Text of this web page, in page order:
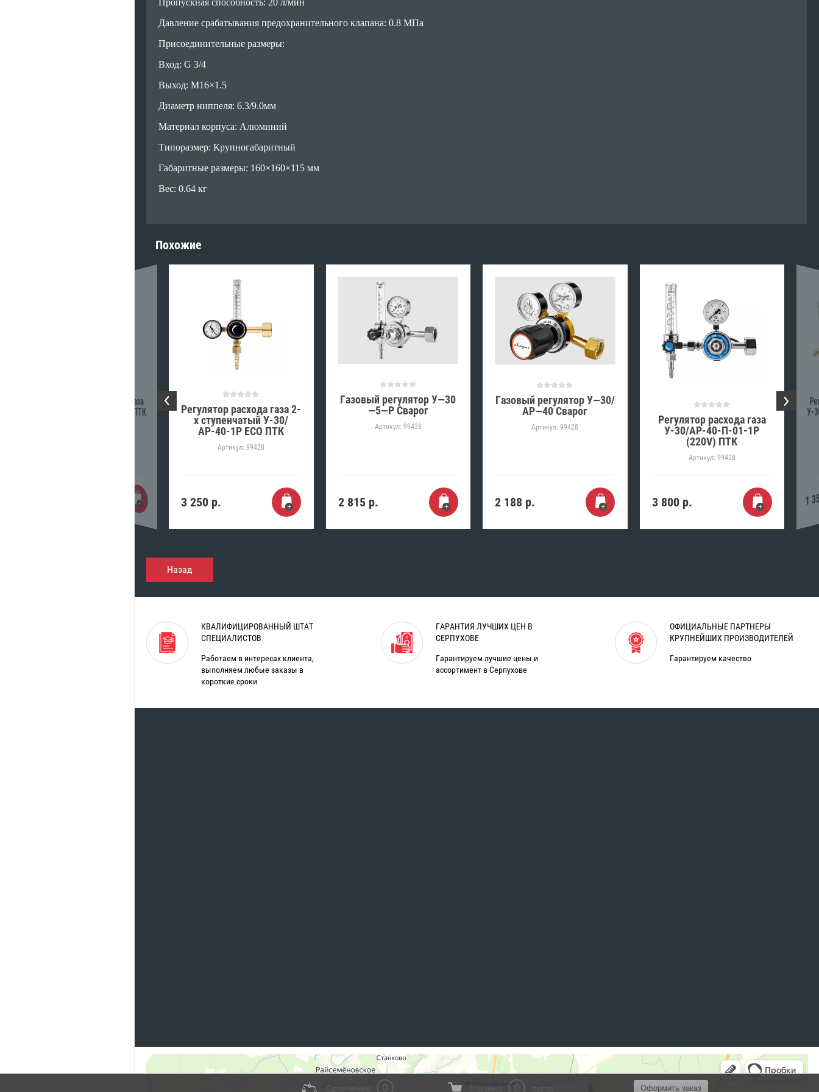
Давление срабатывания предохранительного клапана: 0.8 МПа
Присоединительные размеры:
Вход: G 3/4
Выход: М16×1.5
Диаметр ниппеля: 6.3/9.0мм
Материал корпуса: Алюминий
Типоразмер: Крупногабаритный
Габаритные размеры: 160×160×115 мм
Вес: 0.64 кг
Похожие
Регулятор расхода газа
У-30/АР-40-5 МИНИ ПТК
Регулятор расхода газа 2-
х ступенчатый У-30/
АР-40-1Р ECO ПТК
Артикул: 99428
3 250 р.
Газовый регулятор У—30
—5—Р Сварог
Артикул: 99428
2 815р.
Газовый регулятор У—30/
АР—40 Сварог
Артикул: 99428
2 188 р.
Регулятор расхода газа
У-30/АР-40-П-01-1Р
(220V) ПТК
Артикул: 99428
3 800р.
У-
1
Назад
Оформить заказ
Корзина 0 пусто
Сравнение 0
КВАЛИФИЦИРОВАННЫЙ ШТАТ
СПЕЦИАЛИСТОВ
Работаем в интересах клиента,
выполняем любые заказы в
короткие сроки
ГАРАНТИЯ ЛУЧШИХ ЦЕН В
СЕРПУХОВЕ
Гарантируем лучшие цены и
ассортимент в Серпухове
ОФИЦИАЛЬНЫЕ ПАРТНЕРЫ
КРУПНЕЙШИХ ПРОИЗВОДИТЕЛЕЙ
Гарантируем качество